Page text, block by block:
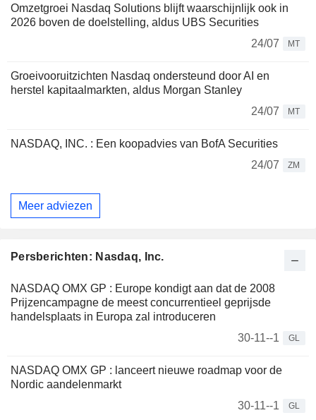
Omzetgroei Nasdaq Solutions blijft waarschijnlijk ook in
2026 boven de doelstelling, aldus UBS Securities
24/07
MT
Groeivooruitzichten Nasdaq ondersteund door AI en
herstel kapitaalmarkten, aldus Morgan Stanley
24/07
MT
NASDAQ, INC. : Een koopadvies van BofA Securities
24/07
ZM
Meer adviezen
Persberichten: Nasdaq, Inc.
NASDAQ OMX GP : Europe kondigt aan dat de 2008
Prijzencampagne de meest concurrentieel geprijsde
handelsplaats in Europa zal introduceren
30-11--1
GL
NASDAQ OMX GP : lanceert nieuwe roadmap voor de
Nordic aandelenmarkt
30-11--1
GL